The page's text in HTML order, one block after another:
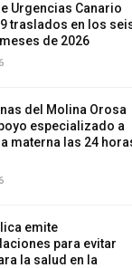
Urgencias Canario
traslados en los
de 2026
del Molina Orosa
especializado a
materna las 24
emite
para evitar
la salud en la